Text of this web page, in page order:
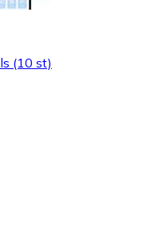
(10 st)